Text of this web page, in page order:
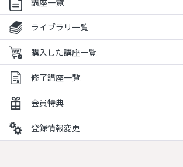
ライブラリ一覧
購入した講座一覧
修了講座一覧
会員特典
登録情報変更